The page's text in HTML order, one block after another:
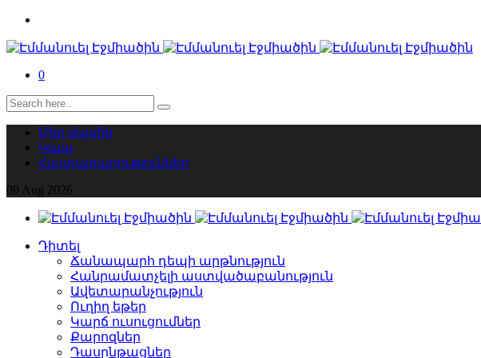
0
Մեր մասին
Կապ
Հայտարարություններ
09 Aug 2026
Դիտել
Ճանապարհ դեպի արթնություն
Հանրամատչելի աստվածաբանություն
Ավետարանչություն
Ուղիղ եթեր
Կարճ ուսուցումներ
Քարոզներ
Դասընթացներ